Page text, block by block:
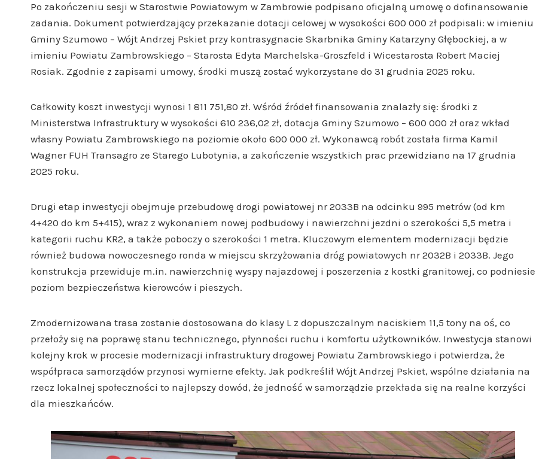
Po zakończeniu sesji w Starostwie Powiatowym w Zambrowie podpisano oficjalną umowę o dofinansowanie
zadania. Dokument potwierdzający przekazanie dotacji celowej w wysokości 600 000 zł podpisali: w imieniu
Gminy Szumowo – Wójt Andrzej Pskiet przy kontrasygnacie Skarbnika Gminy Katarzyny Głębockiej, a w
imieniu Powiatu Zambrowskiego – Starosta Edyta Marchelska-Groszfeld i Wicestarosta Robert Maciej
Rosiak. Zgodnie z zapisami umowy, środki muszą zostać wykorzystane do 31 grudnia 2025 roku.
Całkowity koszt inwestycji wynosi 1 811 751,80 zł. Wśród źródeł finansowania znalazły się: środki z
Ministerstwa Infrastruktury w wysokości 610 236,02 zł, dotacja Gminy Szumowo – 600 000 zł oraz wkład
własny Powiatu Zambrowskiego na poziomie około 600 000 zł. Wykonawcą robót została firma Kamil
Wagner FUH Transagro ze Starego Lubotynia, a zakończenie wszystkich prac przewidziano na 17 grudnia
2025 roku.
Drugi etap inwestycji obejmuje przebudowę drogi powiatowej nr 2033B na odcinku 995 metrów (od km
4+420 do km 5+415), wraz z wykonaniem nowej podbudowy i nawierzchni jezdni o szerokości 5,5 metra i
kategorii ruchu KR2, a także poboczy o szerokości 1 metra. Kluczowym elementem modernizacji będzie
również budowa nowoczesnego ronda w miejscu skrzyżowania dróg powiatowych nr 2032B i 2033B. Jego
konstrukcja przewiduje m.in. nawierzchnię wyspy najazdowej i poszerzenia z kostki granitowej, co podniesie
poziom bezpieczeństwa kierowców i pieszych.
Zmodernizowana trasa zostanie dostosowana do klasy L z dopuszczalnym naciskiem 11,5 tony na oś, co
przełoży się na poprawę stanu technicznego, płynności ruchu i komfortu użytkowników. Inwestycja stanowi
kolejny krok w procesie modernizacji infrastruktury drogowej Powiatu Zambrowskiego i potwierdza, że
współpraca samorządów przynosi wymierne efekty. Jak podkreślił Wójt Andrzej Pskiet, wspólne działania na
rzecz lokalnej społeczności to najlepszy dowód, że jedność w samorządzie przekłada się na realne korzyści
dla mieszkańców.